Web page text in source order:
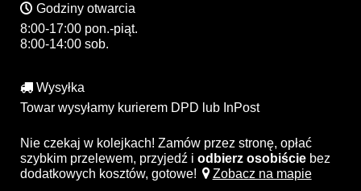
Godziny otwarcia
8:00-17:00 pon.-piąt.
8:00-14:00 sob.
Wysyłka
Towar wysyłamy kurierem DPD lub InPost
Nie czekaj w kolejkach! Zamów przez stronę, opłać
szybkim przelewem, przyjedź i odbierz osobiście bez
dodatkowych kosztów, gotowe!
Zobacz na mapie